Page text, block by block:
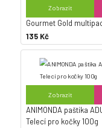
Zobrazit
Gourmet Gold
135 Kč
Zobrazit
ANIMONDA paštika
Telecí pro kočky 100g